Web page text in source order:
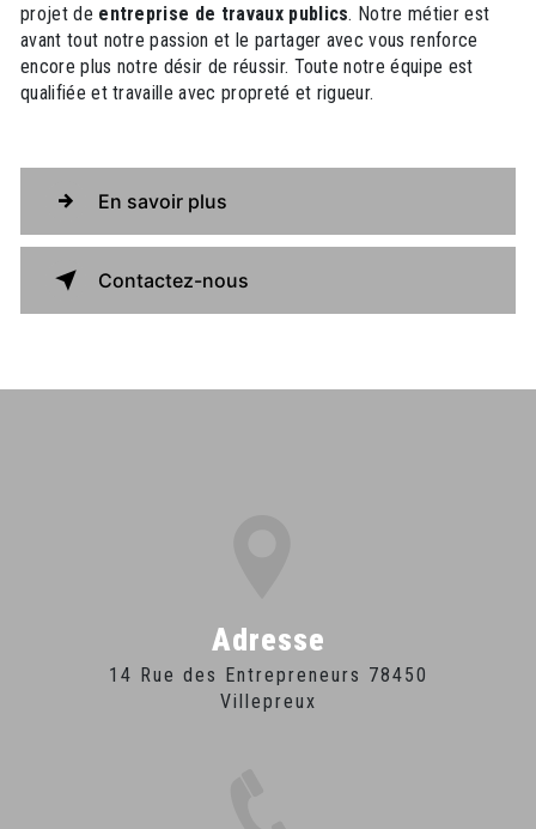
projet de entreprise de travaux publics. Notre métier est
avant tout notre passion et le partager avec vous renforce
encore plus notre désir de réussir. Toute notre équipe est
qualifiée et travaille avec propreté et rigueur.
En savoir plus
Contactez-nous
Adresse
14 Rue des Entrepreneurs 78450
Villepreux